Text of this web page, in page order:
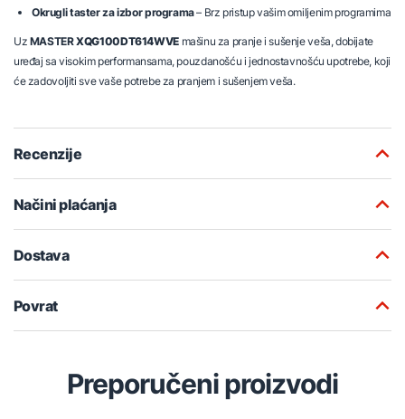
Okrugli taster za izbor programa– Brz pristup vašim omiljenim programima
Uz MASTERXQG100DT614WVE mašinu za pranje i sušenje veša, dobijate
uređaj sa visokim performansama, pouzdanošću i jednostavnošću upotrebe, koji
će zadovoljiti sve vaše potrebe za pranjem i sušenjem veša.
Recenzije
Načini plaćanja
Dostava
Povrat
Preporučeni proizvodi